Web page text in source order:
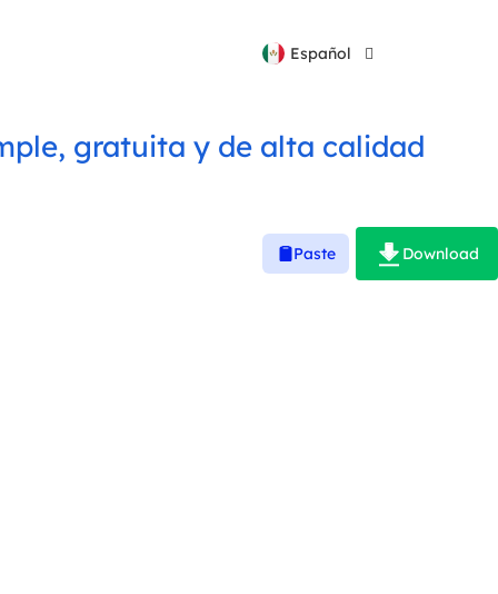
Español
Русский
gratuita y de alta calidad
Paste Download